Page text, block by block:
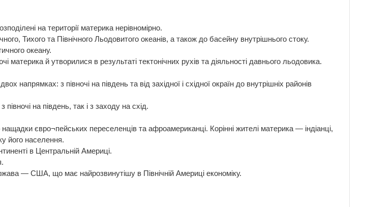
на території материка нерівномірно.
Тихого та Північного Льодовитого океанів, а також до басейну внутрішнього стоку.
океану.
материка й утворилися в результаті тектонічних рухів та діяльності давнього льодовика.
напрямках: з півночі на південь та від західної і східної окраїн до внутрішніх районів
на південь, так і з заходу на схід.
євро¬пейських переселенців та афроамериканці. Корінні жителі материка — індіанці,
його населення.
в Центральній Америці.
— США, що має найрозвинутішу в Північній Америці економіку.